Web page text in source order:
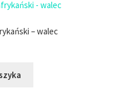
– walec